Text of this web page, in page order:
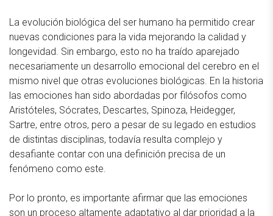
La evolución biológica del ser humano ha permitido crear
nuevas condiciones para la vida mejorando la calidad y
longevidad. Sin embargo, esto no ha traído aparejado
necesariamente un desarrollo emocional del cerebro en el
mismo nivel que otras evoluciones biológicas. En la historia
las emociones han sido abordadas por filósofos como
Aristóteles, Sócrates, Descartes, Spinoza, Heidegger,
Sartre, entre otros, pero a pesar de su legado en estudios
de distintas disciplinas, todavía resulta complejo y
desafiante contar con una definición precisa de un
fenómeno como este.
Por lo pronto, es importante afirmar que las emociones
son un proceso altamente adaptativo al dar prioridad a la